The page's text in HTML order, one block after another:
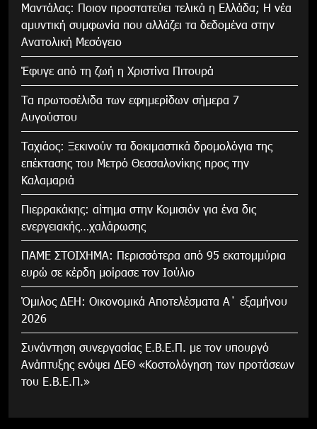
Μαντάλας: Ποιον προστατεύει τελικά η Ελλάδα; Η νέα
αμυντική συμφωνία που αλλάζει τα δεδομένα στην
Ανατολική Μεσόγειο
Έφυγε από τη ζωή η Χριστίνα Πιτουρά
Τα πρωτοσέλιδα των εφημερίδων σήμερα 7
Αυγούστου
Tαχιάος: Ξεκινούν τα δοκιμαστικά δρομολόγια της
επέκτασης του Μετρό Θεσσαλονίκης προς την
Καλαμαριά
Πιερρακάκης: αίτημα στην Κομισιόν για ένα δις
ενεργειακής…χαλάρωσης
ΠΑΜΕ ΣΤΟΙΧΗΜΑ: Περισσότερα από 95 εκατομμύρια
ευρώ σε κέρδη μοίρασε τον Ιούλιο
Όμιλος ΔΕΗ: Οικονομικά Αποτελέσματα Α΄ εξαμήνου
2026
Συνάντηση συνεργασίας Ε.Β.Ε.Π. με τον υπουργό
Ανάπτυξης ενόψει ΔΕΘ «Κοστολόγηση των προτάσεων
του Ε.Β.Ε.Π.»